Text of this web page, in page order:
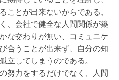
ことが出来ないからである。
、会社で健全な人間関係が築
な交わりが無い、コミュニケ
合うことが出来ず、自分の知
立してしまうのである。
努力をするだけでなく、人間